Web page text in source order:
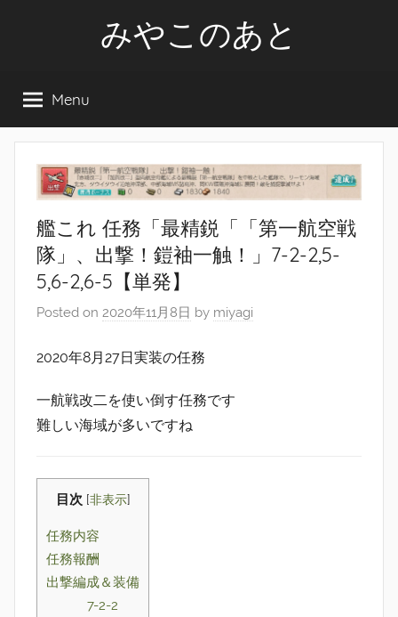
みやこのあと
Menu
艦これ 任務「最精鋭「「第一航空戦
隊」、出撃！鎧袖一触！」7-2-2,5-
5,6-2,6-5【単発】
Posted on 2020年11月8日 by miyagi
2020年8月27日実装の任務
一航戦改二を使い倒す任務です
難しい海域が多いですね
目次 [非表示]
任務内容
任務報酬
出撃編成＆装備
7-2-2